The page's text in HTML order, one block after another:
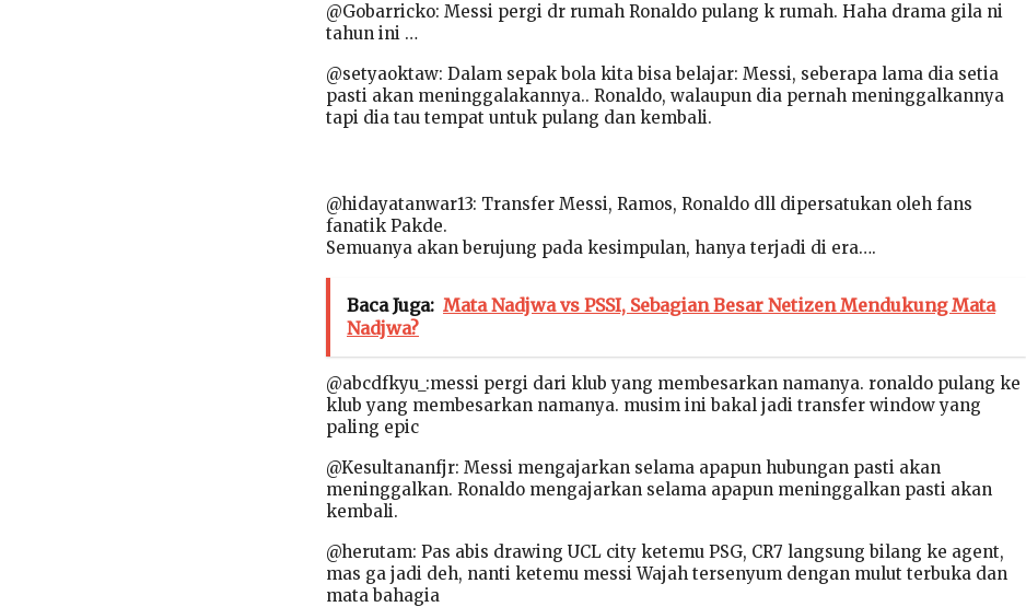
@Gobarricko: Messi pergi dr rumah Ronaldo pulang k rumah. Haha drama gila ni
tahun ini …
@setyaoktaw: Dalam sepak bola kita bisa belajar: Messi, seberapa lama dia setia
pasti akan meninggalakannya.. Ronaldo, walaupun dia pernah meninggalkannya
tapi dia tau tempat untuk pulang dan kembali.
@hidayatanwar13: Transfer Messi, Ramos, Ronaldo dll dipersatukan oleh fans
fanatik Pakde.
Semuanya akan berujung pada kesimpulan, hanya terjadi di era….
Baca Juga: Mata Nadjwa vs PSSI, Sebagian Besar Netizen Mendukung Mata
Nadjwa?
@abcdfkyu_:messi pergi dari klub yang membesarkan namanya. ronaldo pulang ke
klub yang membesarkan namanya. musim ini bakal jadi transfer window yang
paling epic
@Kesultananfjr: Messi mengajarkan selama apapun hubungan pasti akan
meninggalkan. Ronaldo mengajarkan selama apapun meninggalkan pasti akan
kembali.
@herutam: Pas abis drawing UCL city ketemu PSG, CR7 langsung bilang ke agent,
mas ga jadi deh, nanti ketemu messi Wajah tersenyum dengan mulut terbuka dan
mata bahagia